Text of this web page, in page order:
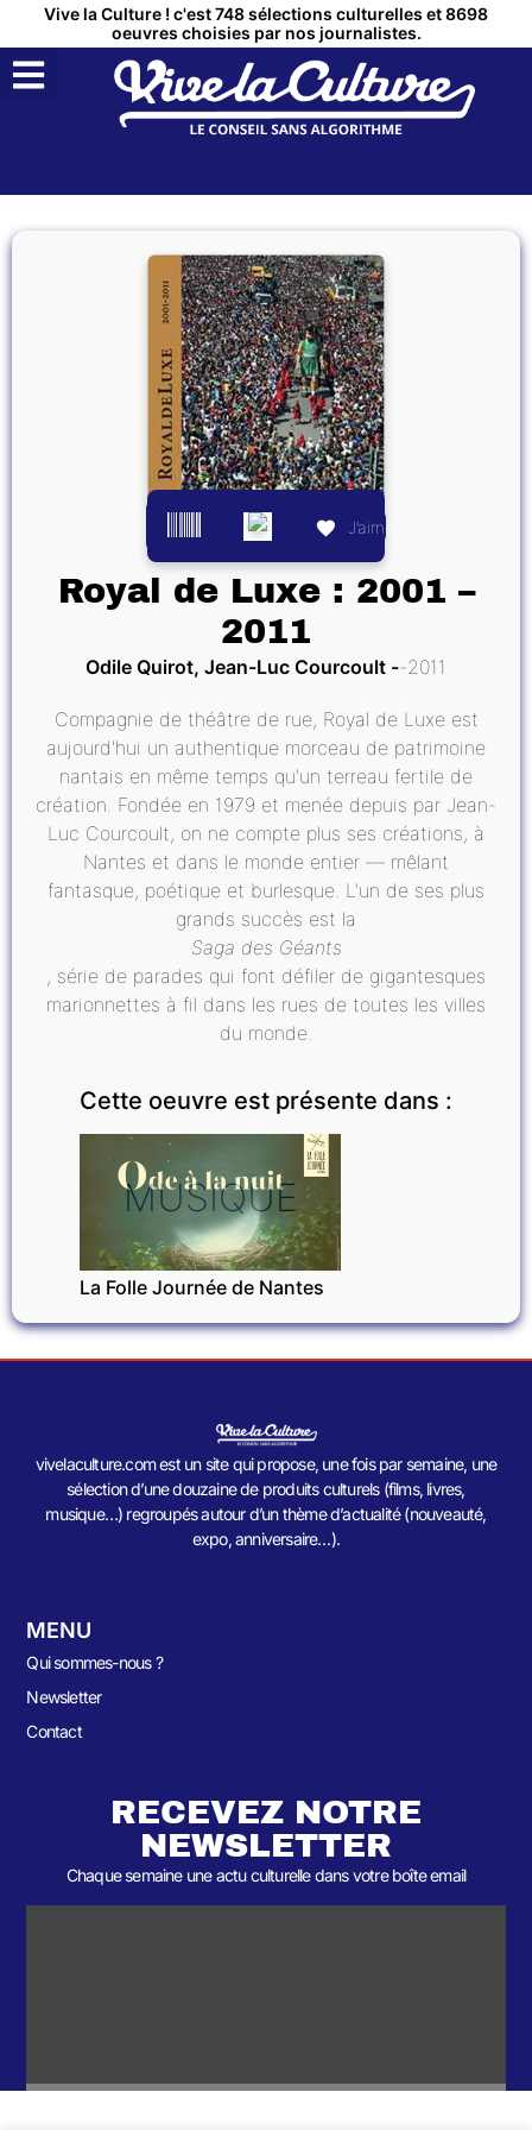
Vive la Culture ! c'est 748 sélections culturelles et 8698
oeuvres choisies par nos journalistes.
J’aime
Royal de Luxe : 2001 –
2011
Odile Quirot, Jean-Luc Courcoult 2011
Compagnie de théâtre de rue, Royal de Luxe est
aujourd'hui un authentique morceau de patrimoine
nantais en même temps qu'un terreau fertile de
création. Fondée en 1979 et menée depuis par Jean-
Luc Courcoult, on ne compte plus ses créations, à
Nantes et dans le monde entier — mêlant
fantasque, poétique et burlesque. L'un de ses plus
grands succès est la
Saga des Géants
, série de parades qui font défiler de gigantesques
marionnettes à fil dans les rues de toutes les villes
du monde.
Cette oeuvre est présente dans :
MUSIQUE
La Folle Journée de Nantes
vivelaculture.com est un site qui propose, une fois par semaine, une
sélection d’une douzaine de produits culturels (films, livres,
musique…) regroupés autour d’un thème d’actualité (nouveauté,
expo, anniversaire…).
MENU
Qui sommes-nous ?
Newsletter
Contact
RECEVEZ NOTRE
NEWSLETTER
Chaque semaine une actu culturelle dans votre boîte email